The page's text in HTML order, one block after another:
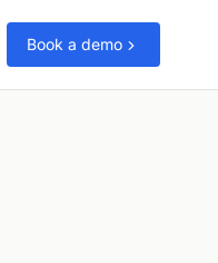
Book a demo